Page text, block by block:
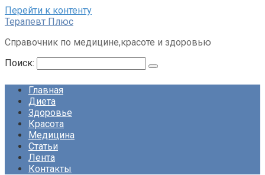
Перейти к контенту
Терапевт Плюс
Справочник по медицине,красоте и здоровью
Поиск:
Главная
Диета
Здоровье
Красота
Медицина
Статьи
Лента
Контакты